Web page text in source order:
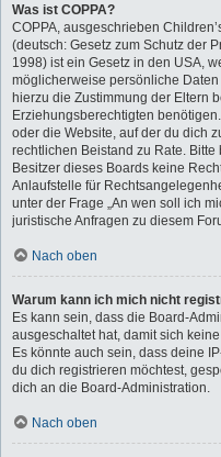
Was ist COPPA?
COPPA, ausgeschrieben
(deutsch: Gesetz zum Schutz der
1998) ist ein Gesetz in den USA,
möglicherweise persönliche
hierzu die Zustimmung der Eltern
Erziehungsberechtigten
oder die Website, auf der du dich
rechtlichen Beistand zu Rate.
Besitzer dieses Boards keine
Anlaufstelle für
unter der Frage „An wen soll ich
juristische Anfragen zu diesem
Nach oben
Warum kann ich mich nicht
Es kann sein, dass die Board-
ausgeschaltet hat, damit sich
Es könnte auch sein, dass deine
du dich registrieren möchtest,
dich an die Board-Administration.
Nach oben